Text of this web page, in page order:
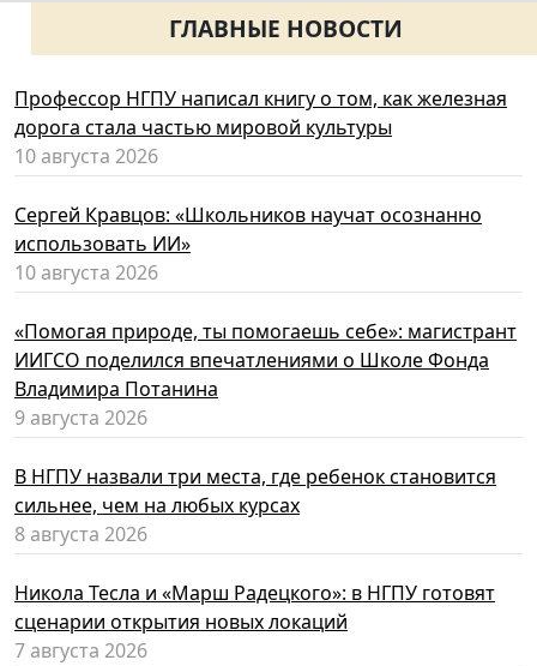
ГЛАВНЫЕ НОВОСТИ
Профессор НГПУ написал книгу о том, как железная
дорога стала частью мировой культуры
10 августа 2026
Сергей Кравцов: «Школьников научат осознанно
использовать ИИ»
10 августа 2026
«Помогая природе, ты помогаешь себе»: магистрант
ИИГСО поделился впечатлениями о Школе Фонда
Владимира Потанина
9 августа 2026
В НГПУ назвали три места, где ребенок становится
сильнее, чем на любых курсах
8 августа 2026
Никола Тесла и «Марш Радецкого»: в НГПУ готовят
сценарии открытия новых локаций
7 августа 2026